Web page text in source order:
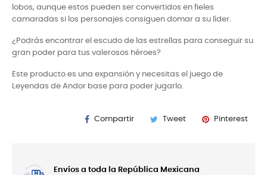
lobos, aunque estos pueden ser convertidos en fieles
camaradas si los personajes consiguen domar a su líder.
¿Podrás encontrar el escudo de las estrellas para conseguir su
gran poder para tus valerosos héroes?
Este producto es una expansión y necesitas el juego de
Leyendas de Andor base para poder jugarlo.
Compartir Tweet Pinterest
Envíos a toda la República Mexicana